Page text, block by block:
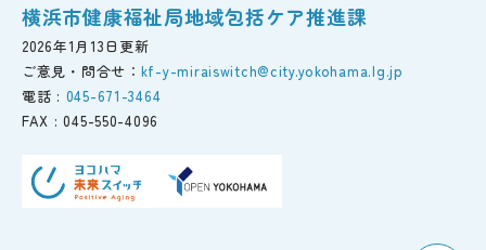
横浜市健康福祉局地域包括ケア推進課
2026年1月13日更新
ご意見・問合せ： kf-y-miraiswitch@city.yokohama.lg.jp
電話 : 045-671-3464
FAX : 045-550-4096